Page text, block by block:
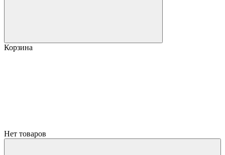
Корзина
Нет товаров